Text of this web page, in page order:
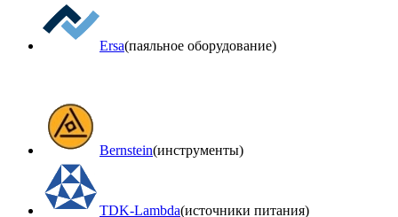
Ersa(паяльное оборудование)
Bernstein(инструменты)
TDK-Lambda(источники питания)